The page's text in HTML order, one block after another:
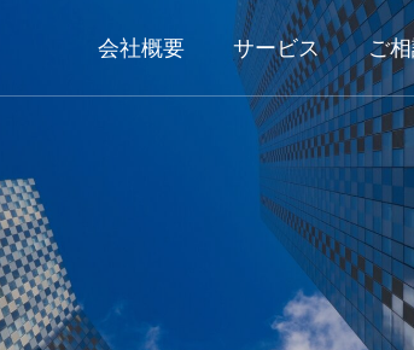
会社概要 サービス ご